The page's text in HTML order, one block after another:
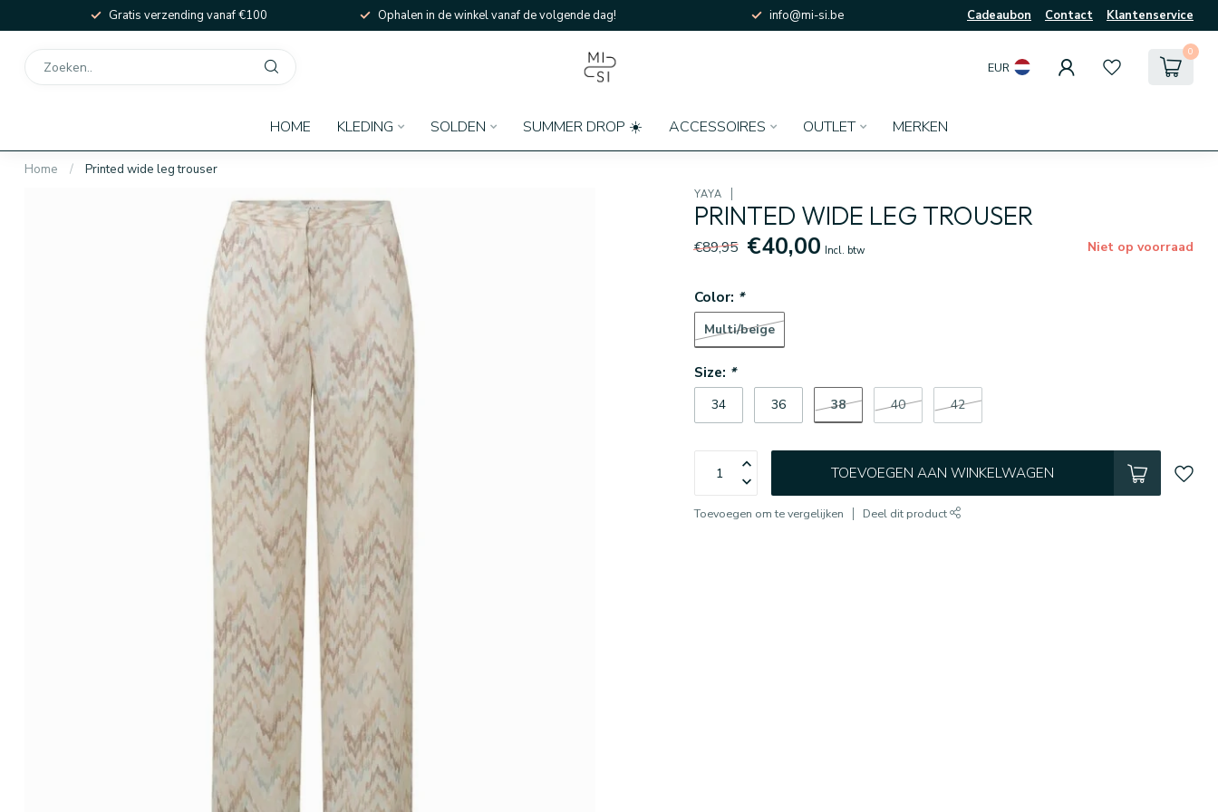
Gratis verzending vanaf €100 Ophalen in de winkel vanaf de volgende dag! info@mi-si.be Cadeaubon Contact Klantenservice
EUR
0
HOME KLEDING SOLDEN SUMMER DROP ☀️ ACCESSOIRES OUTLET MERKEN
Home / Printed wide leg trouser
YAYA
PRINTED WIDE LEG TROUSER
€89,95 €40,00 Incl. btw Niet op voorraad
Color: *
Multi/beige
Size: *
34 36 38 40 42
TOEVOEGEN AAN WINKELWAGEN
Toevoegen om te vergelijken Deel dit product